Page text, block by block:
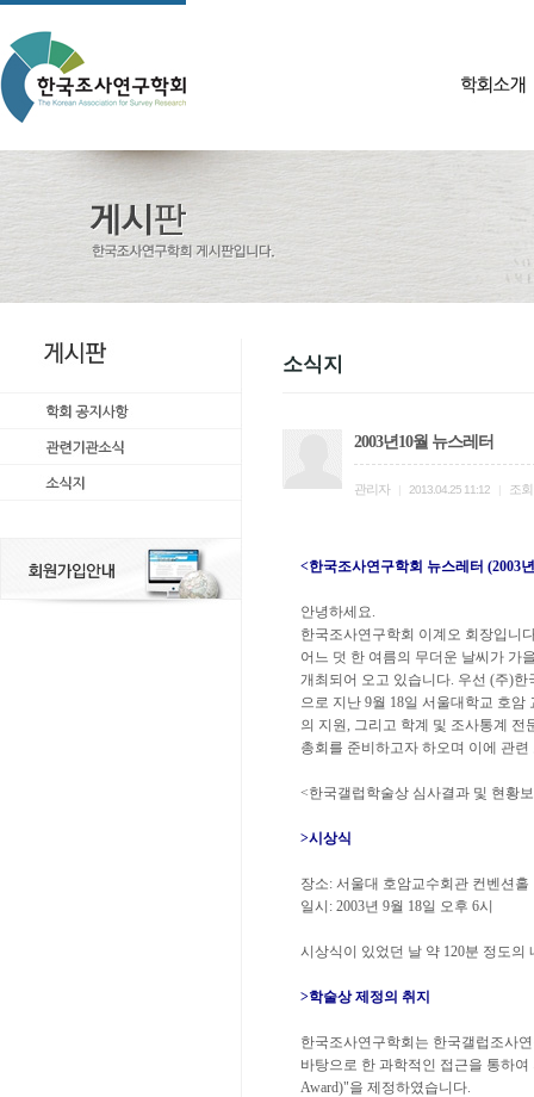
소식지
2003년10월 뉴스레터
관리자 2013.04.25 11:12 조회
<한국조사연구학회 뉴스레터 (2003
안녕하세요.
한국조사연구학회 이계오 회장입니
어느 덧 한 여름의 무더운 날씨가 가
개최되어 오고 있습니다. 우선 (주)
으로 지난 9월 18일 서울대학교 호
의 지원, 그리고 학계 및 조사통계
총회를 준비하고자 하오며 이에 관
<한국갤럽학술상 심사결과 및 현황
>시상식
장소: 서울대 호암교수회관 컨벤션홀
일시: 2003년 9월 18일 오후 6시
시상식이 있었던 날 약 120분 정도
>학술상 제정의 취지
한국조사연구학회는 한국갤럽조사
바탕으로 한 과학적인 접근을 통하
Award)"을 제정하였습니다.